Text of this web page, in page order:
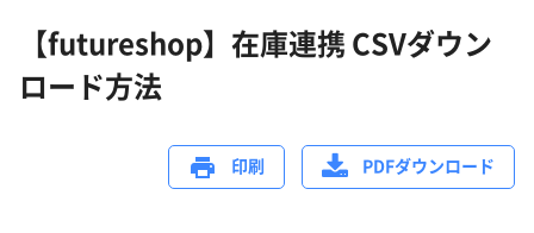
【futureshop】在庫連携 CSVダウン
ロード方法
印刷 PDFダウンロード